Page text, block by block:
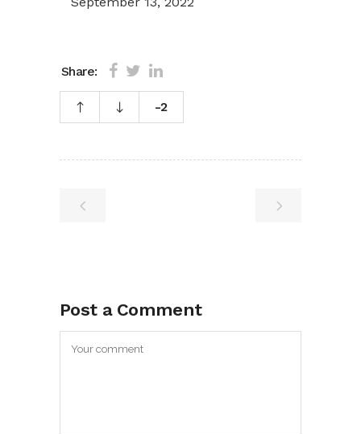
Share:
-2
Post a Comment